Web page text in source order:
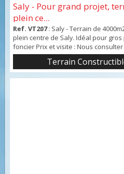
Saly - Pour grand projet,
plein ce...
Ref. VT207: Saly - Terrain de
plein centre de Saly. Idéal pour
foncier Prix et visite : Nous consulter
Terrain